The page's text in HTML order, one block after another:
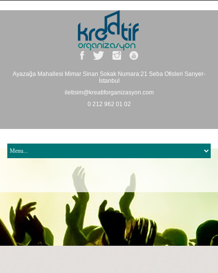
Ayazağa Mahallesi Mimar Sinan Sokak Numara:21 Seba Ofisleri Sarıyer-
İstanbul
iletisim@kreatiforganizasyon.com
0 212 962 01 02